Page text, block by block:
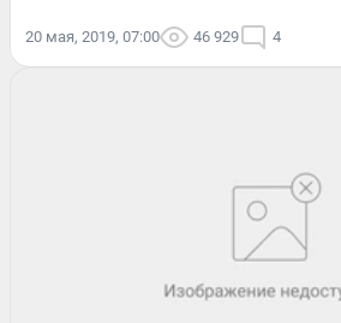
20 мая, 2019, 07:00 46 929 4